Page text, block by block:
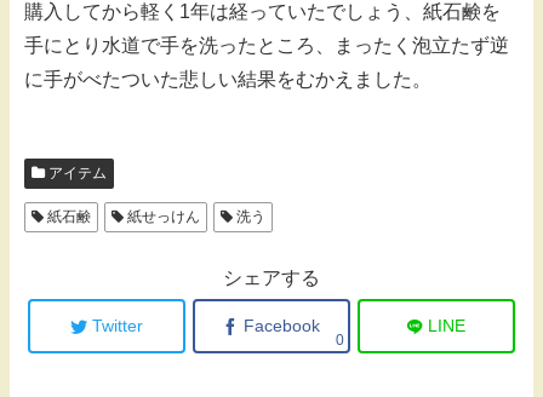
購入してから軽く1年は経っていたでしょう、紙石鹸を
手にとり水道で手を洗ったところ、まったく泡立たず逆
に手がべたついた悲しい結果をむかえました。
アイテム
紙石鹸 紙せっけん 洗う
シェアする
Twitter Facebook
0
LINE